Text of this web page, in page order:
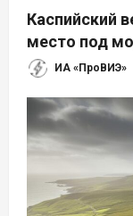
Каспийский
место под
ИА «ПроВИЭ»